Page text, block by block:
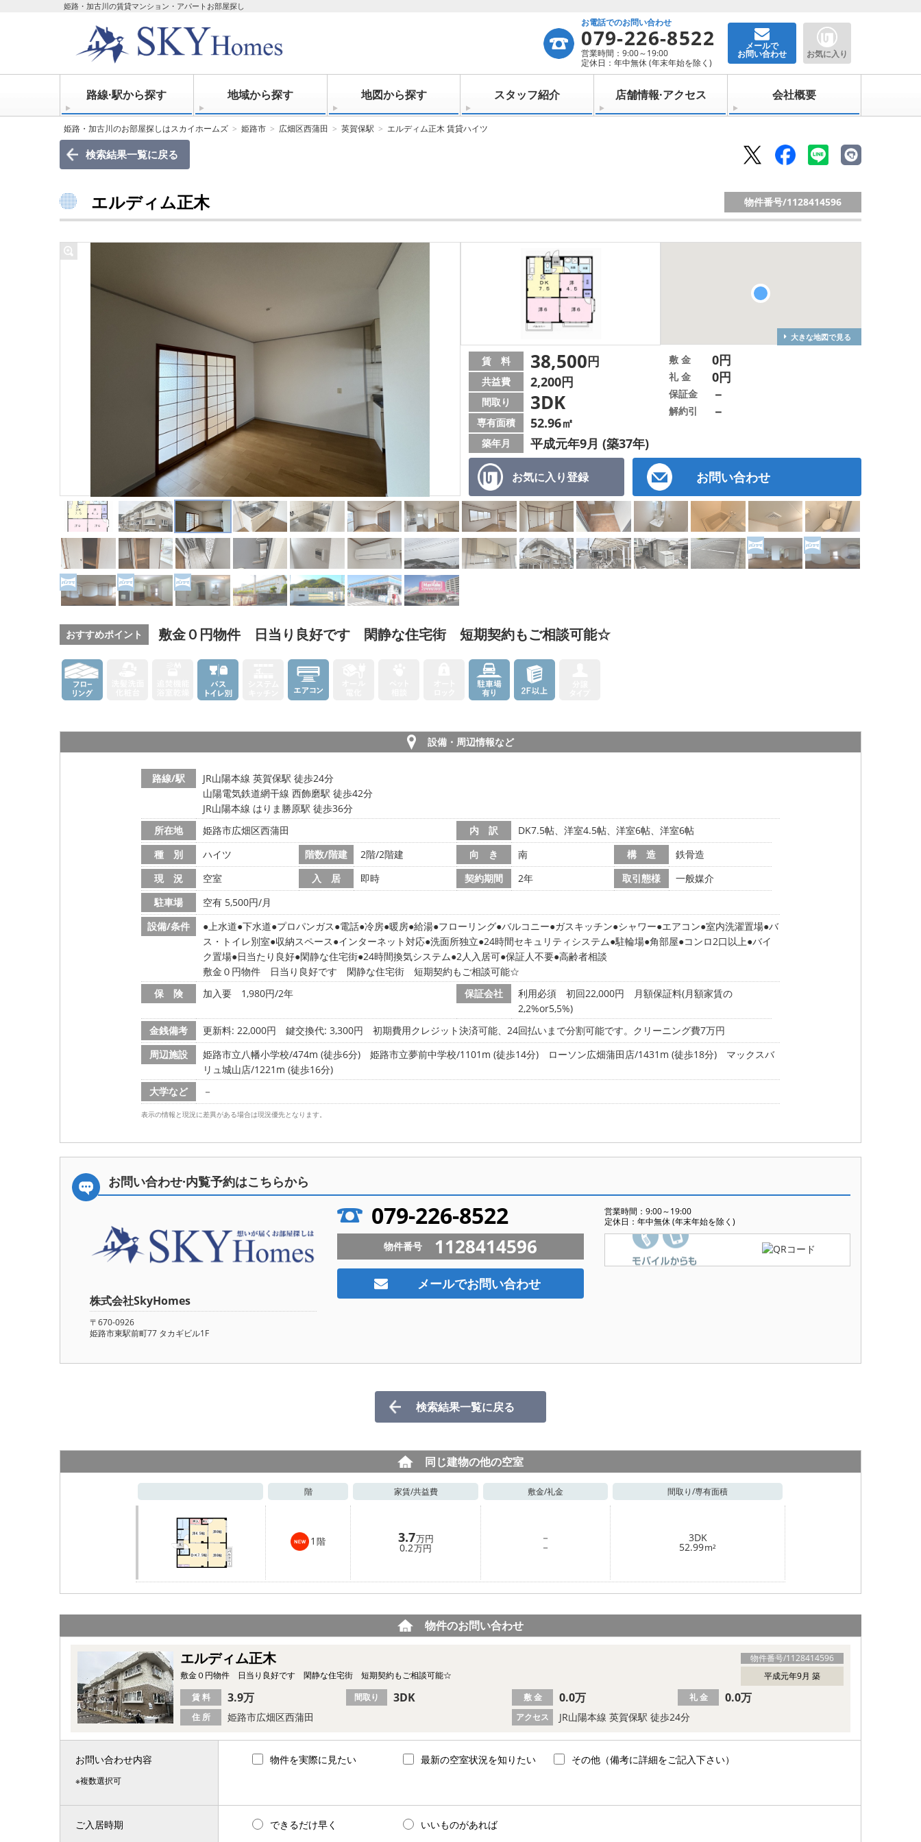
姫路・加古川の賃貸マンション・アパートお部屋探し
お電話でのお問い合わせ
079-226-8522
営業時間：9:00～19:00
定休日：年中無休 (年末年始を除く)
メールで
お問い合わせ お気に入り
路線·駅から探す 地域から探す 地図から探す スタッフ紹介 店舗情報·アクセス 会社概要
姫路・加古川のお部屋探しはスカイホームズ 姫路市 広畑区西蒲田 英賀保駅 エルディム正木 賃貸ハイツ
検索結果一覧に戻る
エルディム正木 物件番号/1128414596
大きな地図で見る
お気に入り登録 お問い合わせ
賃 料 38,500円
共益費 2,200円
間取り 3DK
専有面積 52.96㎡
築年月 平成元年9月 (築37年)
敷 金 0円
礼 金 0円
保証金 －
解約引 －
おすすめポイント 敷金０円物件 日当り良好です 閑静な住宅街 短期契約もご相談可能☆
設備・周辺情報など
路線/駅
JR山陽本線 英賀保駅 徒歩24分
山陽電気鉄道網干線 西飾磨駅 徒歩42分
JR山陽本線 はりま勝原駅 徒歩36分
所在地
姫路市広畑区西蒲田 内 訳
DK7.5帖、洋室4.5帖、洋室6帖、洋室6帖
種 別
ハイツ 階数/階建 2階/2階建 向 き 南 構 造
鉄骨造
現 況
空室 入 居 即時 契約期間 2年 取引態様
一般媒介
駐車場
空有 5,500円/月
設備/条件
上水道 下水道 プロパンガス 電話 冷房 暖房 給湯 フローリング バルコニー ガスキッチン シャワー エアコン 室内洗濯置場 バ
ス・トイレ別室 収納スペース インターネット対応 洗面所独立 24時間セキュリティシステム 駐輪場 角部屋 コンロ2口以上 バイ
ク置場 日当たり良好 閑静な住宅街 24時間換気システム 2人入居可 保証人不要 高齢者相談
敷金０円物件 日当り良好です 閑静な住宅街 短期契約もご相談可能☆
保 険
加入要 1,980円/2年 保証会社
利用必須 初回22,000円 月額保証料(月額家賃の
2,2%or5,5%)
金銭備考
更新料: 22,000円 鍵交換代: 3,300円
初期費用クレジット決済可能、24回払いまで分割可能です。クリーニング費7万円
周辺施設
姫路市立八幡小学校/474m (徒歩6分) 姫路市立夢前中学校/1101m (徒歩14分) ローソン広畑蒲田店/1431m (徒歩18分)
マックスバ
リュ城山店/1221m (徒歩16分)
大学など
－
表示の情報と現況に差異がある場合は現況優先となります。
お問い合わせ·内覧予約はこちらから
株式会社SkyHomes
〒670-0926
姫路市東駅前町77 タカギビル1F
079-226-8522
営業時間：9:00～19:00
定休日：年中無休 (年末年始を除く)
物件番号 1128414596
メールでお問い合わせ
検索結果一覧に戻る
同じ建物の他の空室
階 家賃/共益費 敷金/礼金 間取り/専有面積
1 階 3.7万円
0.2万円
－
－
3DK
52.99m²
物件のお問い合わせ
物件番号/1128414596
エルディム正木
平成元年9月 築
敷金０円物件 日当り良好です 閑静な住宅街 短期契約もご相談可能☆
住 所 姫路市広畑区西蒲田 アクセス JR山陽本線 英賀保駅 徒歩24分
賃 料 3.9万 間取り 3DK 敷 金 0.0万 礼 金 0.0万
お問い合わせ内容
※複数選択可
物件を実際に見たい 最新の空室状況を知りたい その他（備考に詳細をご記入下さい）
ご入居時期 できるだけ早く いいものがあれば